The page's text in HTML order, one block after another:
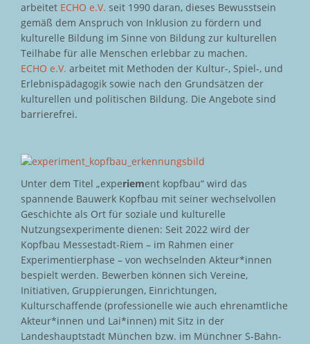
arbeitet ECHO e.V. seit 1990 daran, dieses Bewusstsein
gemäß dem Anspruch von Inklusion zu fördern und
kulturelle Bildung im Sinne von Bildung zur kulturellen
Teilhabe für alle Menschen erlebbar zu machen.
ECHO e.V. arbeitet mit Methoden der Kultur-, Spiel-, und
Erlebnispädagogik sowie nach den Grundsätzen der
kulturellen und politischen Bildung. Die Angebote sind
barrierefrei.
Unter dem Titel „experiement kopfbau“ wird das
spannende Bauwerk Kopfbau mit seiner wechselvollen
Geschichte als Ort für soziale und kulturelle
Nutzungsexperimente dienen: Seit 2022 wird der
Kopfbau Messestadt-Riem – im Rahmen einer
Experimentierphase – von wechselnden Akteur*innen
bespielt werden. Bewerben können sich Vereine,
Initiativen, Gruppierungen, Einrichtungen,
Kulturschaffende (professionelle wie auch ehrenamtliche
Akteur*innen und Lai*innen) mit Sitz in der
Landeshauptstadt München bzw. im Münchner S-Bahn-